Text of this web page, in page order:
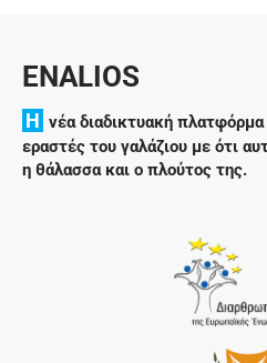
ENALIOS
H νέα διαδικτυακή
εραστές του γαλάζιου με ότι
η θάλασσα και ο πλούτος της.